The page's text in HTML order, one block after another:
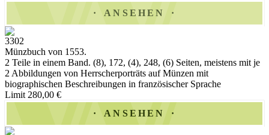
ANSEHEN
3302
Münzbuch von 1553.
2 Teile in einem Band. (8), 172, (4), 248, (6) Seiten, meistens mit je
2 Abbildungen von Herrscherporträts auf Münzen mit
biographischen Beschreibungen in französischer Sprache
Limit 280,00 €
ANSEHEN